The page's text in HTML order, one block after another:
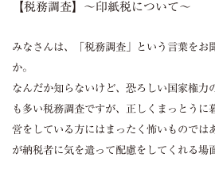
【税務調査】～印紙税について～
みなさんは、「税務調査」という言葉をお
か。
なんだか知らないけど、恐ろしい国家権力
も多い税務調査ですが、正しくまっとうに
営をしている方にはまったく怖いものでは
が納税者に気を遣って配慮をしてくれる場